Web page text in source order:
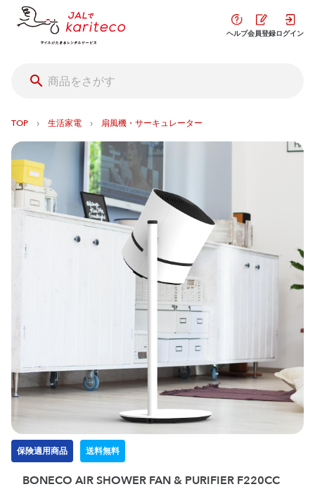
ヘルプ会員登録ログイン
TOP › 生活家電 › 扇風機・サーキュレーター
保険適用商品 送料無料
BONECO AIR SHOWER FAN & PURIFIER F220CC